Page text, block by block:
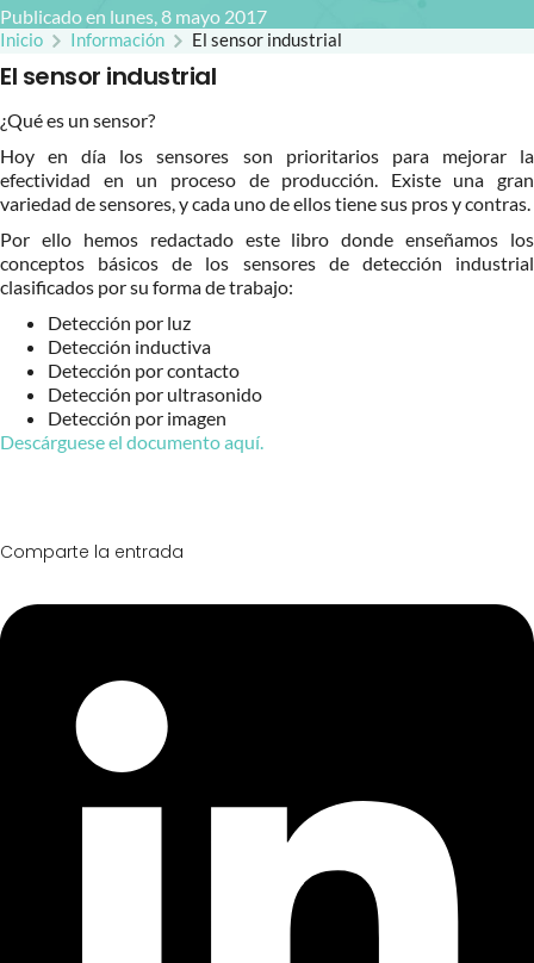
Publicado en lunes, 8 mayo 2017
Inicio Información El sensor industrial
El sensor industrial
¿Qué es un sensor?
Hoy en día los sensores son prioritarios para mejorar la
efectividad en un proceso de producción. Existe una gran
variedad de sensores, y cada uno de ellos tiene sus pros y contras.
Por ello hemos redactado este libro donde enseñamos los
conceptos básicos de los sensores de detección industrial
clasificados por su forma de trabajo:
Detección por luz
Detección inductiva
Detección por contacto
Detección por ultrasonido
Detección por imagen
Descárguese el documento aquí.
Comparte la entrada